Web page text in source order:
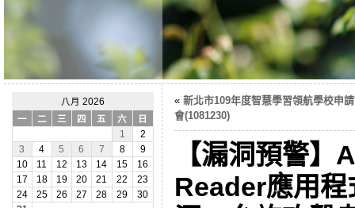
八月 2026
一
二 三 四 五 六
日
1
2
3
4 5 6 7 8
9
10
11 12 13 14 15
16
17
18 19 20 21 22
23
24
25 26 27 28 29
30
« 新北市109年度智慧學習領航學校申
會(1081230)
【漏洞預警
Reader應用